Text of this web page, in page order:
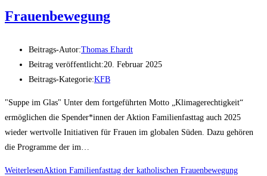
Frauenbewegung
Beitrags-Autor:Thomas Ehardt
Beitrag veröffentlicht:20. Februar 2025
Beitrags-Kategorie:KFB
"Suppe im Glas" Unter dem fortgeführten Motto „Klimagerechtigkeit“
ermöglichen die Spender*innen der Aktion Familienfasttag auch 2025
wieder wertvolle Initiativen für Frauen im globalen Süden. Dazu gehören
die Programme der im…
WeiterlesenAktion Familienfasttag der katholischen Frauenbewegung